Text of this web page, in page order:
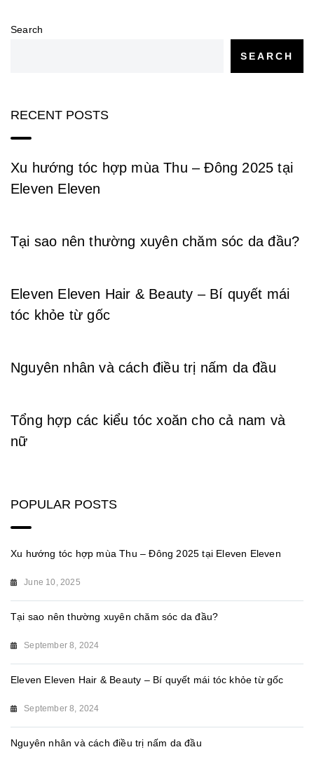
Search
SEARCH
RECENT POSTS
Xu hướng tóc hợp mùa Thu – Đông 2025 tại
Eleven Eleven
Tại sao nên thường xuyên chăm sóc da đầu?
Eleven Eleven Hair & Beauty – Bí quyết mái
tóc khỏe từ gốc
Nguyên nhân và cách điều trị nấm da đầu
Tổng hợp các kiểu tóc xoăn cho cả nam và
nữ
POPULAR POSTS
Xu hướng tóc hợp mùa Thu – Đông 2025 tại Eleven Eleven
June 10, 2025
Tại sao nên thường xuyên chăm sóc da đầu?
September 8, 2024
Eleven Eleven Hair & Beauty – Bí quyết mái tóc khỏe từ gốc
September 8, 2024
Nguyên nhân và cách điều trị nấm da đầu